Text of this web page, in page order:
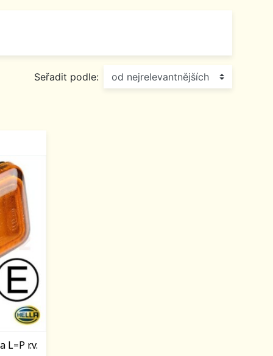
Seřadit podle:
r.v.